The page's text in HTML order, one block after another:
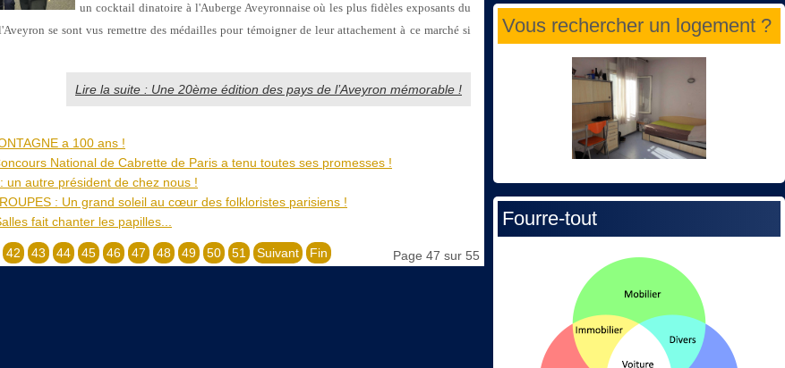
un cocktail dinatoire à l'Auberge Aveyronnaise où les plus fidèles exposants du
se sont vus remettre des médailles pour témoigner de leur attachement à ce marché si
Lire la suite : Une 20ème édition des pays de l’Aveyron mémorable !
a 100 ans !
National de Cabrette de Paris a tenu toutes ses promesses !
un autre président de chez nous !
: Un grand soleil au cœur des folkloristes parisiens !
fait chanter les papilles...
Page 47 sur 55
42 43 44 45 46 47 48 49 50 51 Suivant Fin
Vous rechercher un logement ?
Fourre-tout